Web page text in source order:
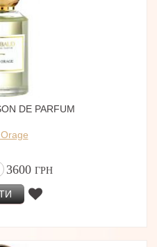
DE PARFUM
3600 ГРН